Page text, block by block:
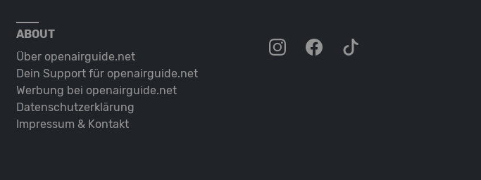
ABOUT
Über openairguide.net
Dein Support für openairguide.net
Werbung bei openairguide.net
Datenschutz­erklärung
Impressum & Kontakt